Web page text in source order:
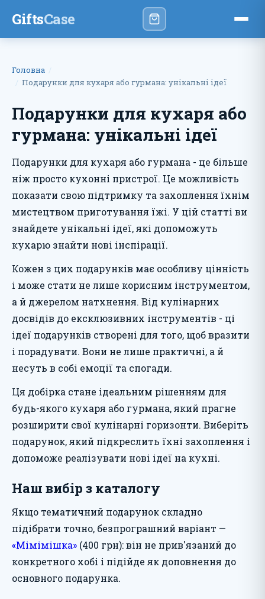
GiftsCase
Головна
Подарунки для кухаря або гурмана: унікальні ідеї
Подарунки для кухаря або
гурмана: унікальні ідеї
Подарунки для кухаря або гурмана - це більше
ніж просто кухонні пристрої. Це можливість
показати свою підтримку та захоплення їхнім
мистецтвом приготування їжі. У цій статті ви
знайдете унікальні ідеї, які допоможуть
кухарю знайти нові інспірації.
Кожен з цих подарунків має особливу цінність
і може стати не лише корисним інструментом,
а й джерелом натхнення. Від кулінарних
досвідів до ексклюзивних інструментів - ці
ідеї подарунків створені для того, щоб вразити
і порадувати. Вони не лише практичні, а й
несуть в собі емоції та спогади.
Ця добірка стане ідеальним рішенням для
будь-якого кухаря або гурмана, який прагне
розширити свої кулінарні горизонти. Виберіть
подарунок, який підкреслить їхні захоплення і
допоможе реалізувати нові ідеї на кухні.
Наш вибір з каталогу
Якщо тематичний подарунок складно
підібрати точно, безпрограшний варіант —
«Мімімішка» (400 грн): він не прив'язаний до
конкретного хобі і підійде як доповнення до
основного подарунка.